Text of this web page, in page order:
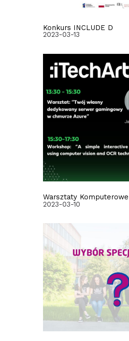
Konkurs INCLUDE D
2023-03-13
Warsztaty
2023-03-10